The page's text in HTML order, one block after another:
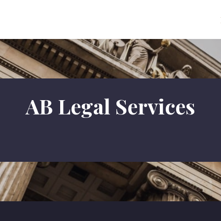
AB Legal Services